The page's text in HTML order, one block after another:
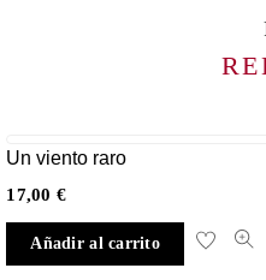
Un viento raro
17,00€
Añadir al carrito